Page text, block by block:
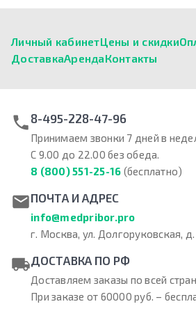
Личный кабинетЦены и скидки
ДоставкаАрендаКонтакты
8-495-228-47-96
Принимаем звонки 7 дней в
С 9.00 до 22.00 без обеда.
8 (800) 551-25-16 (бесплатно)
ПОЧТА И АДРЕС
info@medpribor.pro
г. Москва, ул. Долгоруковская, д.
ДОСТАВКА ПО РФ
Доставляем заказы по всей
При заказе от 60000 руб. –